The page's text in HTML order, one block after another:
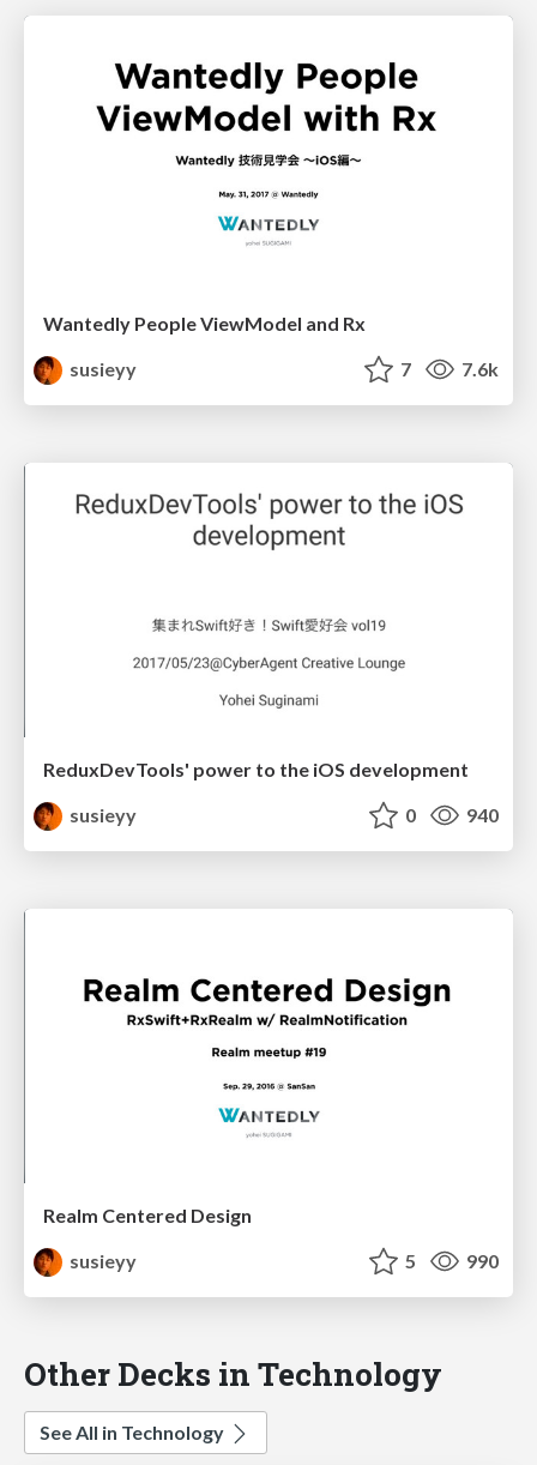
Wantedly People ViewModel and Rx
susieyy
7 7.6k
ReduxDevTools' power to the iOS development
susieyy
0 940
Realm Centered Design
susieyy
5 990
Other Decks in Technology
See All in Technology